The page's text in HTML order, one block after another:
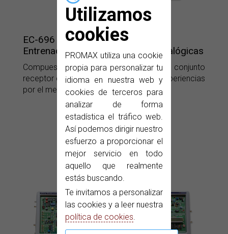
Utilizamos
cookies
PROMAX utiliza una cookie
propia para personalizar tu
idioma en nuestra web y
cookies de terceros para
analizar de forma
estadística el tráfico web.
Así podemos dirigir nuestro
esfuerzo a proporcionar el
mejor servicio en todo
aquello que realmente
estás buscando.
Te invitamos a personalizar
las cookies y a leer nuestra
política de cookies
EC-696
Entrenador de comunicaciones analógicas
Compuesto de un conjunto emisor y un conjunto
receptor que se enlazarán durante las experiencias
por el medio de transmisión escogido.